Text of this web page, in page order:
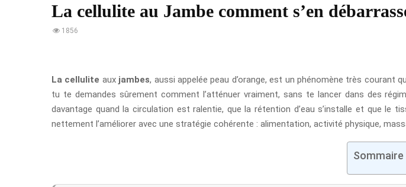
La cellulite au Jambe comment s’en
1856
La cellulite aux jambes, aussi appelée peau d’orange, est un phénomène très
tu te demandes sûrement comment l’atténuer vraiment, sans te lancer dans des
davantage quand la circulation est ralentie, que la rétention d’eau s’installe et que le
nettement l’améliorer avec une stratégie cohérente : alimentation, activité physique,
Sommaire